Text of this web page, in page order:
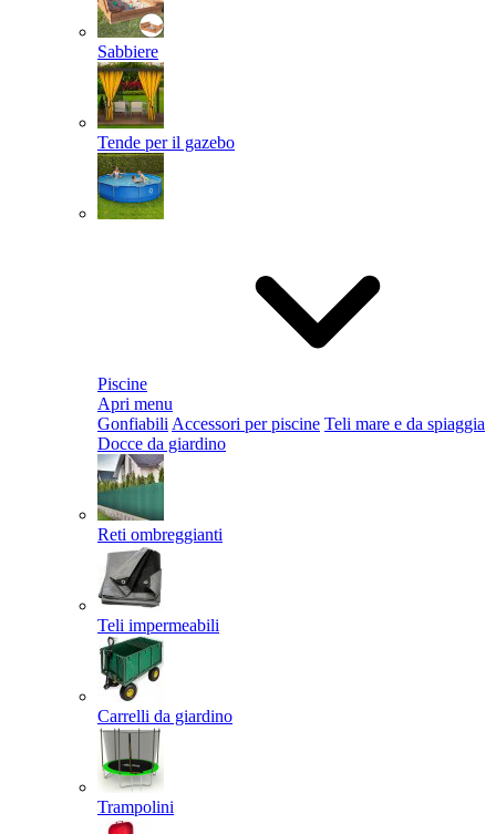
Sabbiere
Tende per il gazebo
Piscine
Apri menu
Gonfiabili Accessori per piscine Teli mare e da spiaggia
Docce da giardino
Reti ombreggianti
Teli impermeabili
Carrelli da giardino
Trampolini